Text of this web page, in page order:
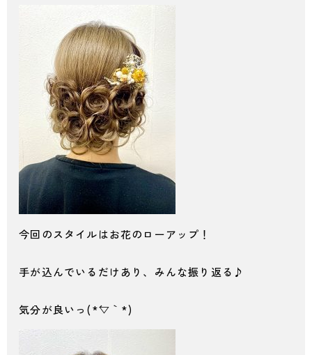
今回のスタイルはお花のローアップ！
手が込んでいるだけあり、みんな振り返る♪
気分が良いっ(*´▽｀*)